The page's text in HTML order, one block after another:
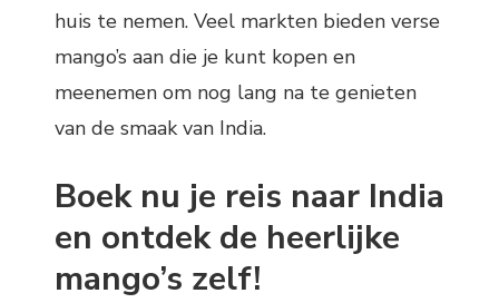
huis te nemen. Veel markten bieden verse
mango’s aan die je kunt kopen en
meenemen om nog lang na te genieten
van de smaak van India.
Boek nu je reis naar India
en ontdek de heerlijke
mango’s zelf!